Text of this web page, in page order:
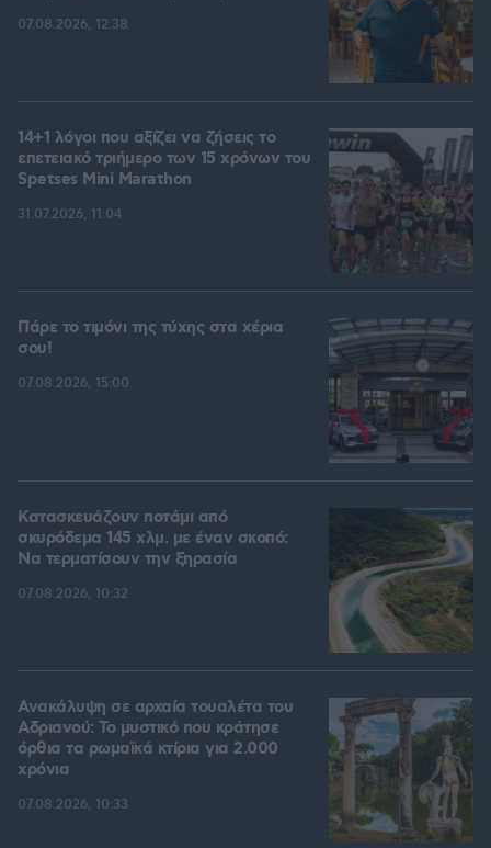
07.08.2026, 12:38
14+1 λόγοι που αξίζει να ζήσεις το
επετειακό τριήμερο των 15 χρόνων του
Spetses Mini Marathon
31.07.2026, 11:04
Πάρε το τιμόνι της τύχης στα χέρια
σου!
07.08.2026, 15:00
Κατασκευάζουν ποτάμι από
σκυρόδεμα 145 χλμ. με έναν σκοπό:
Να τερματίσουν την ξηρασία
07.08.2026, 10:32
Ανακάλυψη σε αρχαία τουαλέτα του
Αδριανού: Το μυστικό που κράτησε
όρθια τα ρωμαϊκά κτίρια για 2.000
χρόνια
07.08.2026, 10:33